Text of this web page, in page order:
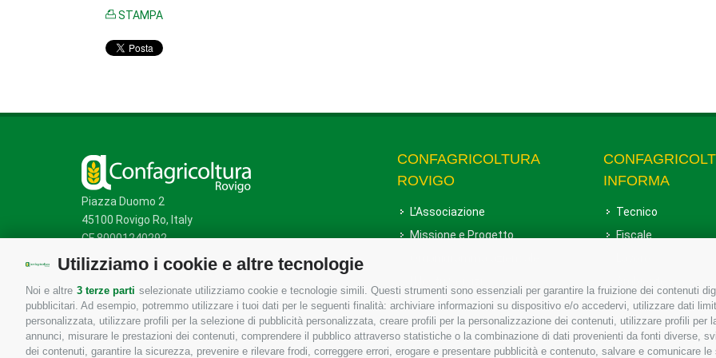
Utilizziamo i cookie e altre tecnologie
Noi e altre 3 terze parti selezionate utilizziamo cookie e tecnologie simili. Questi strumenti sono essenziali per garantire la fruizione dei contenuti
pubblicitari. Ad esempio, potremmo utilizzare i tuoi dati per le seguenti finalità: archiviare informazioni su dispositivo e/o accedervi, utilizzare dati
personalizzata, utilizzare profili per la selezione di pubblicità personalizzata, creare profili per la personalizzazione dei contenuti, utilizzare profili
annunci, misurare le prestazioni dei contenuti, comprendere il pubblico attraverso statistiche o la combinazione di dati provenienti da fonti diverse,
dei contenuti, garantire la sicurezza, prevenire e rilevare frodi, correggere errori, erogare e presentare pubblicità e contenuto, salvare e comunicare
STAMPA
Piazza Duomo 2
45100 Rovigo Ro, Italy
CF 80001240292
Mappa del sito/Privacy Policy /Cookie Policy
CONFAGRICOLTURA
ROVIGO
L'Associazione
Missione e Progetto
Uffici della Sede provinciale
Le Sedi di Zona
Agricoltori S.r.l.
INFORMA
Tecnico
Fiscale
Associazione